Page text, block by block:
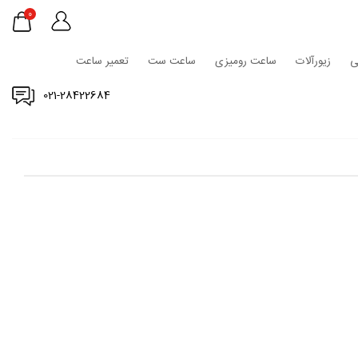
0
زیورآلات ساعت رومیزی ساعت ست
تعمیر ساعت
021-28422684